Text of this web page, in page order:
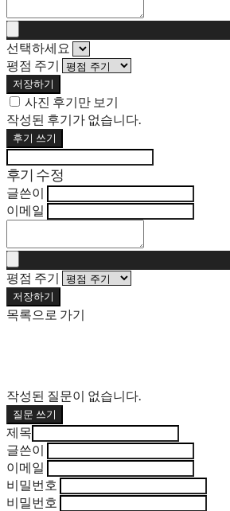
선택하세요
평점 주기
저장하기
사진 후기만 보기
작성된 후기가 없습니다.
후기 쓰기
후기 수정
글쓴이
이메일
평점 주기
저장하기
목록으로 가기
작성된 질문이 없습니다.
질문 쓰기
제목
글쓴이
이메일
비밀번호
비밀번호